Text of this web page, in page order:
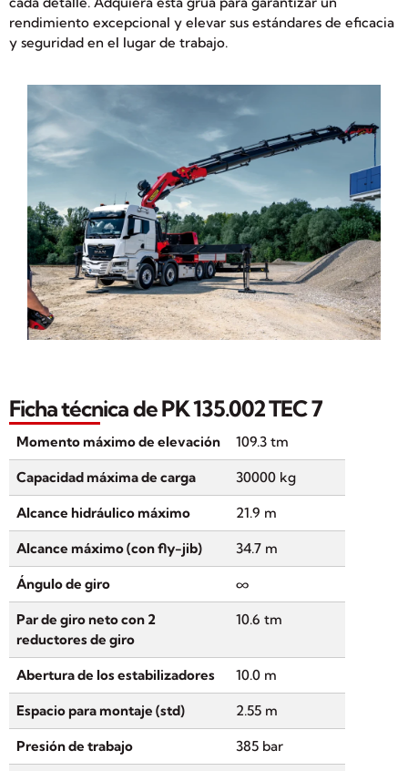
rendimiento excepcional y elevar sus estándares de eficacia
y seguridad en el lugar de trabajo.
Ficha técnica de PK 135.002 TEC 7
Momento máximo de elevación 109.3 tm
Capacidad máxima de carga 30000 kg
Alcance hidráulico máximo 21.9 m
Alcance máximo (con fly-jib) 34.7 m
Ángulo de giro ∞
Par de giro neto con 2
reductores de giro
10.6 tm
Abertura de los estabilizadores 10.0 m
Espacio para montaje (std) 2.55 m
Presión de trabajo 385 bar